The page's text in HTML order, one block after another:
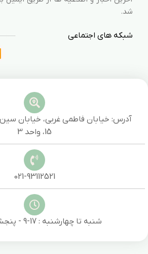
شد.
شبکه های اجتماعی
آدرس: خیابان فاطمی غربی، خیابان
15، واحد 3
021-93112521
شنبه تا چهارشنبه : 17-9 - پنجشنبه: 13-9